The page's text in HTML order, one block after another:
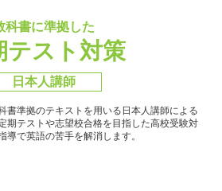
科書に準拠した
テスト対策
日本人講師
書準拠のテキストを用いる日本人講師による
期テストや志望校合格を目指した高校受験対
導で英語の苦手を解消します。